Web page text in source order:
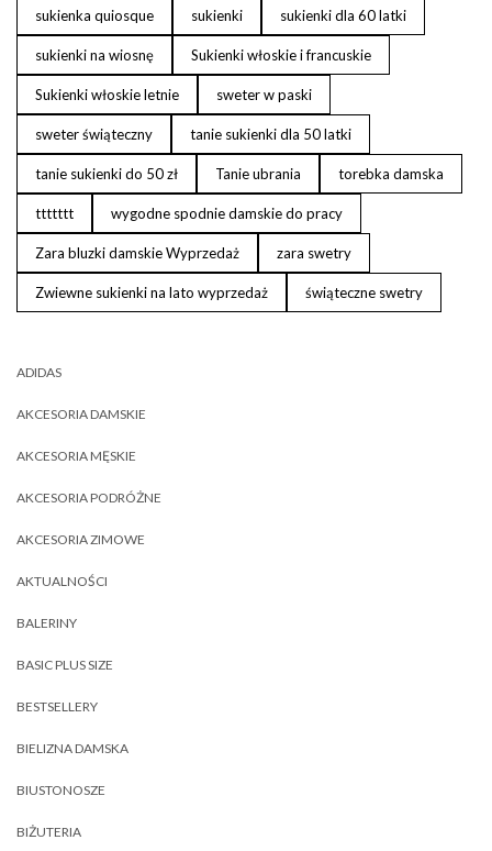
sukienka quiosque sukienki sukienki dla 60 latki
sukienki na wiosnę Sukienki włoskie i francuskie
Sukienki włoskie letnie sweter w paski
sweter świąteczny tanie sukienki dla 50 latki
tanie sukienki do 50 zł Tanie ubrania torebka damska
ttttttt wygodne spodnie damskie do pracy
Zara bluzki damskie Wyprzedaż zara swetry
Zwiewne sukienki na lato wyprzedaż świąteczne swetry
ADIDAS
AKCESORIA DAMSKIE
AKCESORIA MĘSKIE
AKCESORIA PODRÓŻNE
AKCESORIA ZIMOWE
AKTUALNOŚCI
BALERINY
BASIC PLUS SIZE
BESTSELLERY
BIELIZNA DAMSKA
BIUSTONOSZE
BIŻUTERIA